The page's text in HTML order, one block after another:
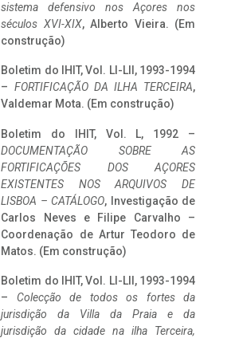
sistema defensivo nos Açores nos
séculos XVI-XIX, Alberto Vieira. (Em
construção)
Boletim do IHIT, Vol. LI-LII, 1993-1994
– FORTIFICAÇÃO DA ILHA TERCEIRA,
Valdemar Mota. (Em construção)
Boletim do IHIT, Vol. L, 1992 –
DOCUMENTAÇÃO SOBRE AS
FORTIFICAÇÕES DOS AÇORES
EXISTENTES NOS ARQUIVOS DE
LISBOA – CATÁLOGO, Investigação de
Carlos Neves e Filipe Carvalho –
Coordenação de Artur Teodoro de
Matos. (Em construção)
Boletim do IHIT, Vol. LI-LII, 1993-1994
– Colecção de todos os fortes da
jurisdição da Villa da Praia e da
jurisdição da cidade na ilha Terceira,